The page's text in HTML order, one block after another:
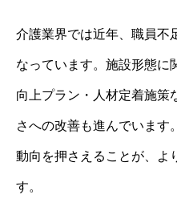
介護業界では近年、職員不
なっています。施設形態に
向上プラン・人材定着施策
さへの改善も進んでいます
動向を押さえることが、よ
す。